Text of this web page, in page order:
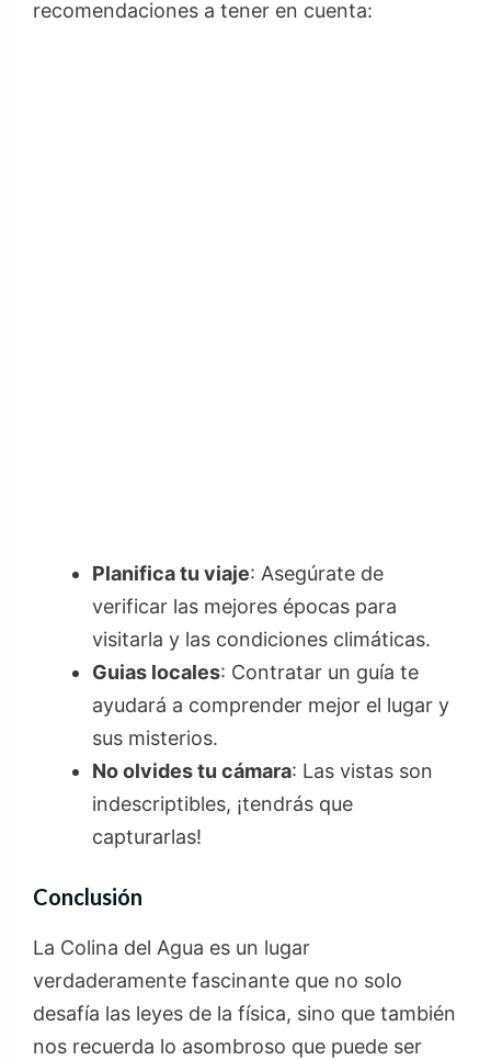
recomendaciones a tener en cuenta:
Planifica tu viaje: Asegúrate de
verificar las mejores épocas para
visitarla y las condiciones climáticas.
Guias locales: Contratar un guía te
ayudará a comprender mejor el lugar y
sus misterios.
No olvides tu cámara: Las vistas son
indescriptibles, ¡tendrás que
capturarlas!
Conclusión
La Colina del Agua es un lugar
verdaderamente fascinante que no solo
desafía las leyes de la física, sino que también
nos recuerda lo asombroso que puede ser